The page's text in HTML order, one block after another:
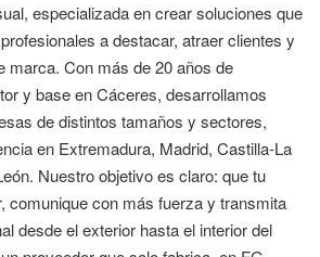
especializada en crear soluciones que
a destacar, atraer clientes y
marca. Con más de 20 años de
y base en Cáceres, desarrollamos
de distintos tamaños y sectores,
en Extremadura, Madrid, Castilla-La
Nuestro objetivo es claro: que tu
comunique con más fuerza y transmita
desde el exterior hasta el interior del